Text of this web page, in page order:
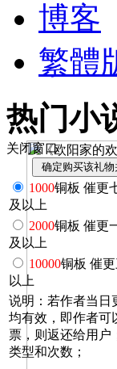
博客
繁體
热门小
关闭窗口
1000铜板 催更
及以上
2000铜板 催更
及以上
10000铜板 催
以上
说明：若作者当日
均有效，即作者可
票，则返还给用户
类型和次数；